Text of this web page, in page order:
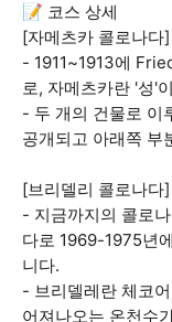
📝 코스 상세
[자메츠카 콜로나다]
- 1911~1913에
로, 자메츠카란 '성'
- 두 개의 건물로 이
공개되고 아래쪽 부
[브리델리 콜로나다]
- 지금까지의 콜로
다로 1969-1975년
니다.
- 브리델레란 체코
어져나오는 온천수